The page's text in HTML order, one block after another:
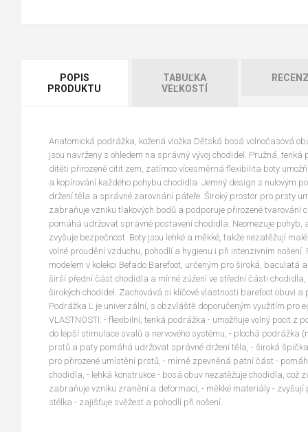
POPIS
PRODUKTU
TABUĽKA
VEĽKOSTÍ
Anatomická podrážka, kožená vložka Dětská bosá volnočasová
jsou navrženy s ohledem na správný vývoj chodidel. Pružná, tenká
dítěti přirozeně cítit zem, zatímco vícesměrná flexibilita boty
a kopírování každého pohybu chodidla. Jemný design s nulovým
držení těla a správné zarovnání páteře. Široký prostor pro prsty
zabraňuje vzniku tlakových bodů a podporuje přirozené tvarování
pomáhá udržovat správné postavení chodidla. Neomezuje pohyb,
zvyšuje bezpečnost. Boty jsou lehké a měkké, takže nezatěžují
volné proudění vzduchu, pohodlí a hygienu i při intenzivním
modelem v kolekci Befado Barefoot, určeným pro široká, baculatá
širší přední část chodidla a mírné zúžení ve střední části chodidla,
širokých chodidel. Zachovává si klíčové vlastnosti barefoot obuvi a
Podrážka L je univerzální, s obzvláště doporučeným využitím pro
VLASTNOSTI: - flexibilní, tenká podrážka - umožňuje volný pocit z
do lepší stimulace svalů a nervového systému, - plochá podrážka
prstů a paty pomáhá udržovat správné držení těla, - široká
pro přirozené umístění prstů, - mírně zpevněná patní část -
chodidla, - lehká konstrukce - bosá obuv nezatěžuje chodidla, což
zabraňuje vzniku zranění a deformací, - měkké materiály - zvyšují
stélka - zajišťuje svěžest a pohodlí při nošení.